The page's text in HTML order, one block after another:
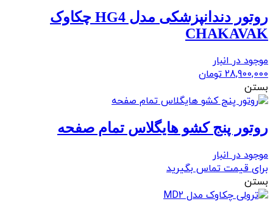
روتور دندانپزشکی مدل HG4 چکاوک
CHAKAVAK
موجود در انبار
28,900,000 تومان
بستن
روتور پنج کشو هایگلاس تمام صفحه
موجود در انبار
برای قیمت تماس بگیرید
بستن